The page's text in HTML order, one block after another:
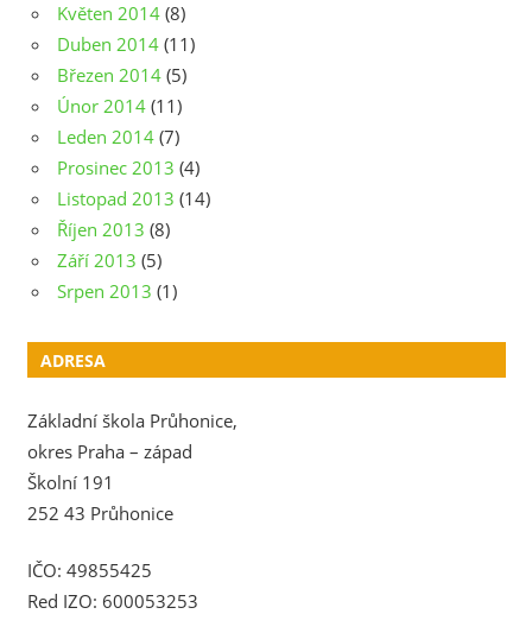
Květen 2014 (8)
Duben 2014 (11)
Březen 2014 (5)
Únor 2014 (11)
Leden 2014 (7)
Prosinec 2013 (4)
Listopad 2013 (14)
Říjen 2013 (8)
Září 2013 (5)
Srpen 2013 (1)
ADRESA
Základní škola Průhonice,
okres Praha – západ
Školní 191
252 43 Průhonice
IČO: 49855425
Red IZO: 600053253